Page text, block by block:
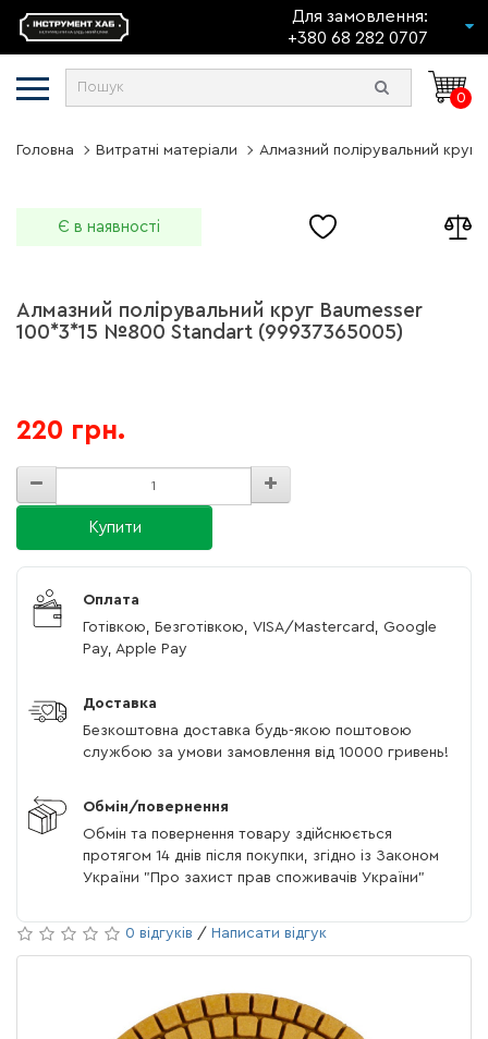
Для замовлення:
+380 68 282 0707
0
Головна Витратні матеріали Алмазний полірувальний
Є в наявності
Алмазний полірувальний круг Baumesser
100*3*15 №800 Standart (99937365005)
220 грн.
Купити
Оплата
Готівкою, Безготівкою, VISA/Mastercard, Google
Pay, Apple Pay
Доставка
Безкоштовна доставка будь-якою поштовою
службою за умови замовлення від 10000 гривень!
Обмін/повернення
Обмін та повернення товару здійснюється
протягом 14 днів після покупки, згідно із Законом
України "Про захист прав споживачів України"
0 відгуків / Написати відгук